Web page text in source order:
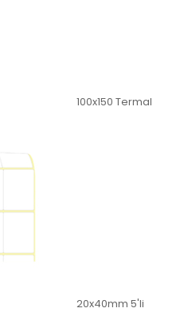
100x150 Termal
20x40mm 5'li